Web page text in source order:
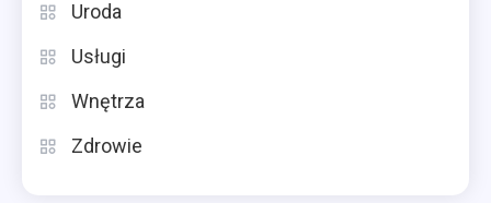
Uroda
Usługi
Wnętrza
Zdrowie